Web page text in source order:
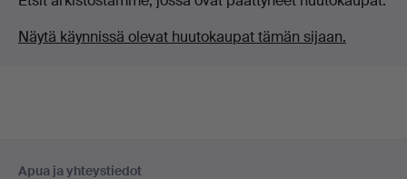
Näytä käynnissä olevat huutokaupat tämän sijaan.
Apua ja yhteystiedot